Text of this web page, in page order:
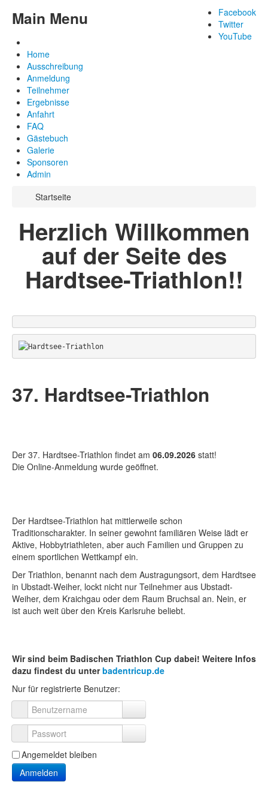
Facebook
Twitter
YouTube
Main Menu
Home
Ausschreibung
Anmeldung
Teilnehmer
Ergebnisse
Anfahrt
FAQ
Gästebuch
Galerie
Sponsoren
Admin
Startseite
Herzlich Willkommen
auf der Seite des
Hardtsee-Triathlon!!
37. Hardtsee-Triathlon
Der 37. Hardtsee-Triathlon findet am 06.09.2026 statt!
Die Online-Anmeldung wurde geöffnet.
Der Hardtsee-Triathlon hat mittlerweile schon
Traditionscharakter. In seiner gewohnt familiären Weise lädt er
Aktive, Hobbytriathleten, aber auch Familien und Gruppen zu
einem sportlichen Wettkampf ein.
Der Triathlon, benannt nach dem Austragungsort, dem Hardtsee
in Ubstadt-Weiher, lockt nicht nur Teilnehmer aus Ubstadt-
Weiher, dem Kraichgau oder dem Raum Bruchsal an. Nein, er
ist auch weit über den Kreis Karlsruhe beliebt.
Wir sind beim Badischen Triathlon Cup dabei! Weitere Infos
dazu findest du unterbadentricup.de
Nur für registrierte Benutzer:
Benutzername
Passwort
Angemeldet bleiben
Anmelden